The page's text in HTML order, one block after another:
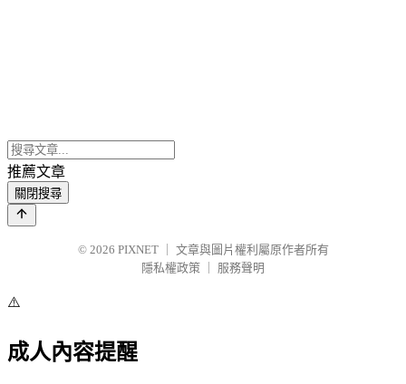
推薦文章
關閉搜尋
© 2026 PIXNET
文章與圖片權利屬原作者所有
隱私權政策
服務聲明
⚠️
成人內容提醒